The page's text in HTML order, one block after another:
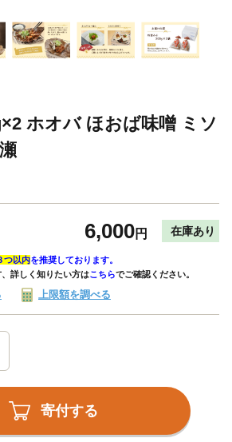
ホオバ ほおば味噌 ミソ
6,000円 在庫あり
つ以内を推奨しております。
詳しく知りたい方はこちらでご確認ください。
上限額を調べる
寄付する